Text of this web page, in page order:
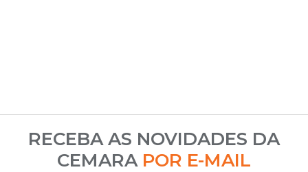
RECEBA AS NOVIDADES DA
CEMARA POR E-MAIL